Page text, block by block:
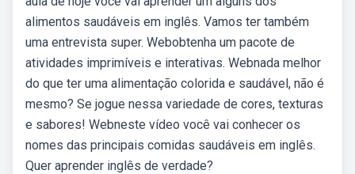
alimentos saudáveis em inglês. Vamos ter também
uma entrevista super. Webobtenha um pacote de
atividades imprimíveis e interativas. Webnada melhor
do que ter uma alimentação colorida e saudável, não é
mesmo? Se jogue nessa variedade de cores, texturas
e sabores! Webneste vídeo você vai conhecer os
nomes das principais comidas saudáveis em inglês.
Quer aprender inglês de verdade?